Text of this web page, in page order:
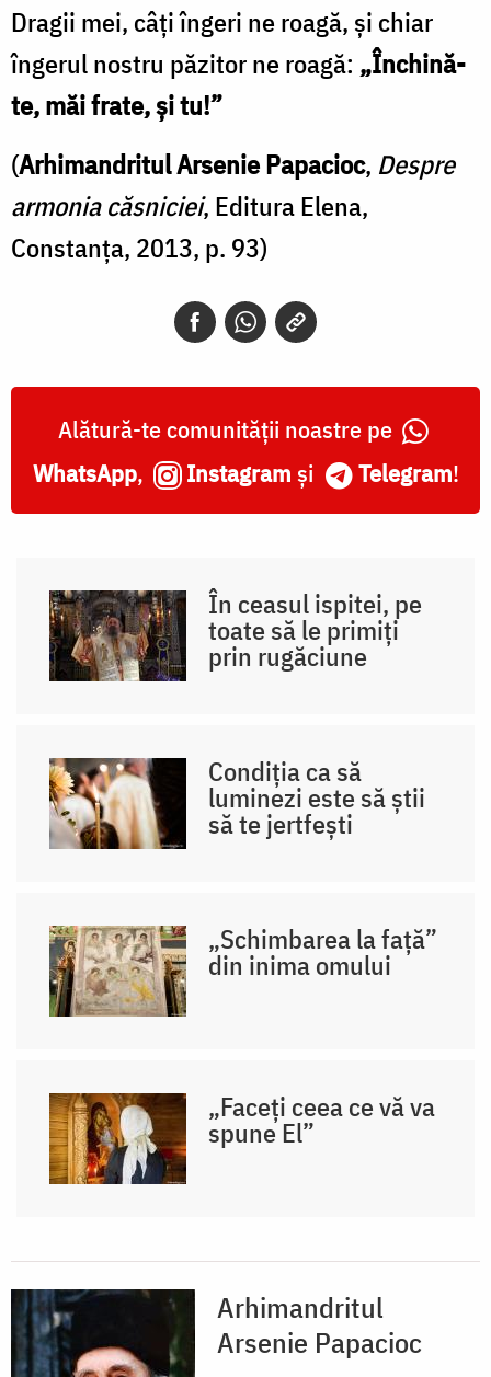
Dragii mei, câți îngeri ne roagă, și chiar
îngerul nostru păzitor ne roagă: „Închină-
te, măi frate, și tu!”
(Arhimandritul Arsenie Papacioc, Despre
armonia căsniciei, Editura Elena,
Constanța, 2013, p. 93)
Alătură-te comunității noastre pe
WhatsApp, Instagram și Telegram!
În ceasul ispitei, pe
toate să le primiți
prin rugăciune
Condiția ca să
luminezi este să știi
să te jertfești
„Schimbarea la față”
din inima omului
„Faceți ceea ce vă va
spune El”
Arhimandritul
Arsenie Papacioc